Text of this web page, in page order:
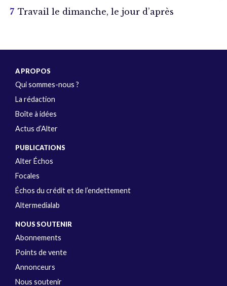
Travail le dimanche, le jour d’après
A PROPOS
Qui sommes-nous ?
La rédaction
Boîte à idées
Actus d’Alter
PUBLICATIONS
Alter Échos
Focales
Échos du crédit et de l’endettement
Altermedialab
NOUS SOUTENIR
Abonnements
Points de vente
Annonceurs
Nous soutenir